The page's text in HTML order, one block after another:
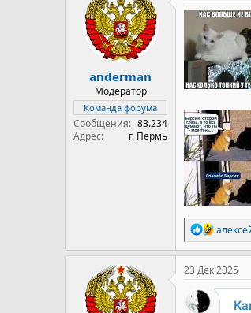
и
:
anderman
Модератор
Команда форума
Сообщения
83.234
Адрес
г. Пермь
Р
е
а
к
и
23 Дек 2025